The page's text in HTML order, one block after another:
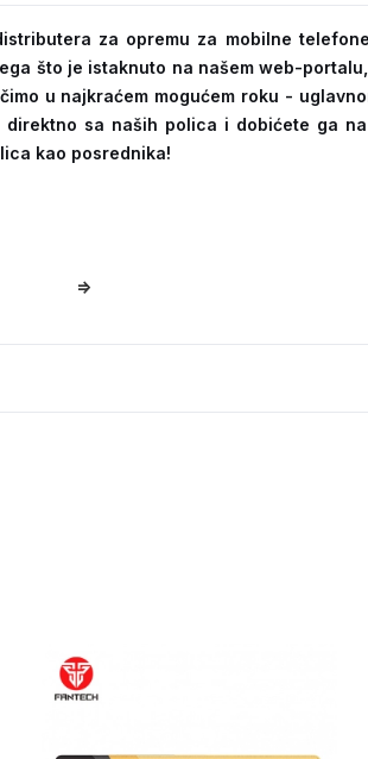
za opremu za mobilne
što je istaknuto na našem web-
u najkraćem mogućem roku -
direktno sa naših polica i dobićete ga
kao posrednika!
=>